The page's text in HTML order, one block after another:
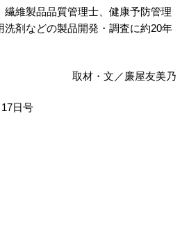
繊維製品品質管理士、健康予防管理
洗剤などの製品開発・調査に約20年
取材・文／廉屋友美乃
日号